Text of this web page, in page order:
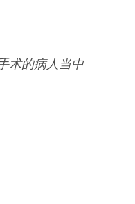
术的病人当中